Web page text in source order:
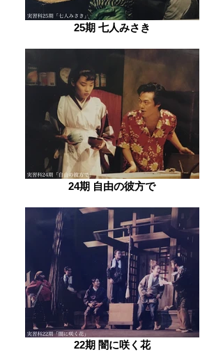
25期 七人みさき
24期 自由の彼方で
22期 闇に咲く花